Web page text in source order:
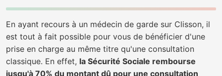
En ayant recours à un médecin de garde sur Clisson, il
est tout à fait possible pour vous de bénéficier d'une
prise en charge au même titre qu'une consultation
classique. En effet, la Sécurité Sociale rembourse
jusqu'à 70% du montant dû pour une consultation